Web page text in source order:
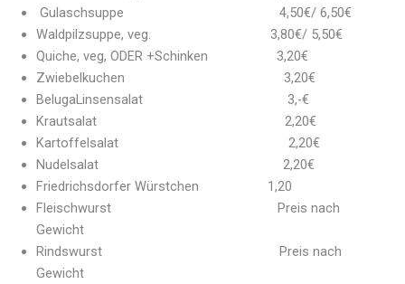
Gulaschsuppe 4,50€/ 6,50€
Waldpilzsuppe, veg. 3,80€/ 5,50€
Quiche, veg, ODER +Schinken 3,20€
Zwiebelkuchen 3,20€
BelugaLinsensalat 3,-€
Krautsalat 2,20€
Kartoffelsalat 2,20€
Nudelsalat 2,20€
Friedrichsdorfer Würstchen 1,20
Fleischwurst Preis nach
Gewicht
Rindswurst Preis nach
Gewicht